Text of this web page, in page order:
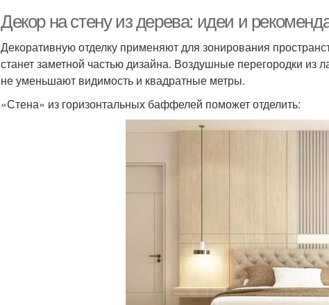
Декор на стену из дерева: идеи и
Декоративную отделку применяют для зонирования
станет заметной частью дизайна. Воздушные перегородки из
не уменьшают видимость и квадратные метры.
«Стена» из горизонтальных баффелей поможет отделить: